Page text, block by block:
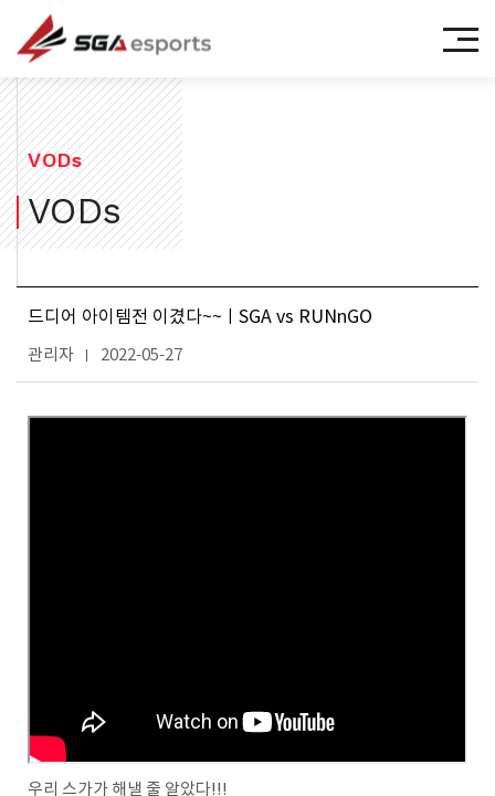
㈜에스지에이이스포츠
VODs
VODs
드디어 아이템전 이겼다~~ㅣSGA vs RUNnGO
관리자 2022-05-27
우리 스가가 해낼 줄 알았다!!!